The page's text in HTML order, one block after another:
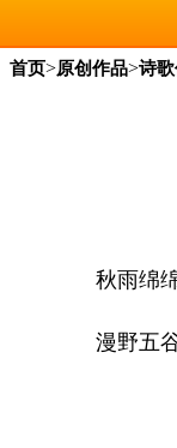
首页>原创作品>诗
秋雨绵
漫野五